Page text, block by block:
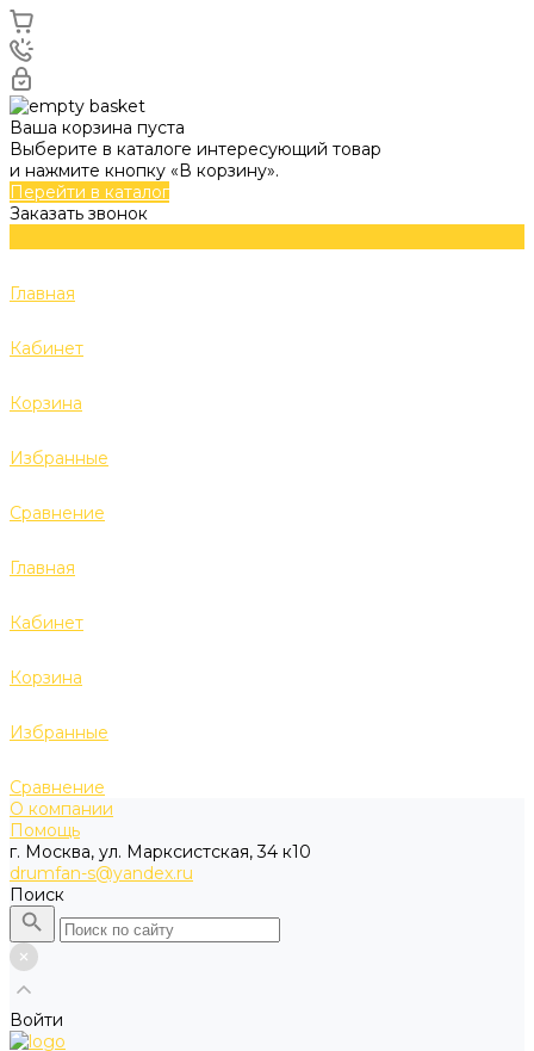
Ваша корзина пуста
Выберите в каталоге интересующий товар
и нажмите кнопку «В корзину».
Перейти в каталог
Заказать звонок
Главная
Кабинет
Корзина
Избранные
Сравнение
Главная
Кабинет
Корзина
Избранные
Сравнение
О компании
Помощь
г. Москва, ул. Марксистская, 34 к10
drumfan-s@yandex.ru
Поиск
Войти